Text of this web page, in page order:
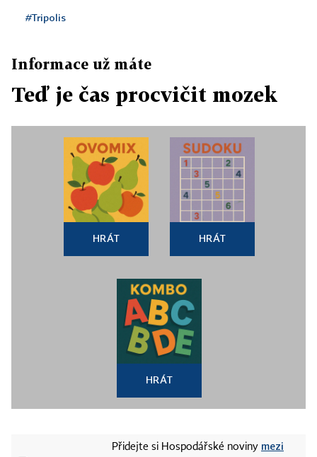
#Tripolis
Informace už máte
Teď je čas procvičit mozek
HRÁT HRÁT
HRÁT
Přidejte si Hospodářské noviny mezi